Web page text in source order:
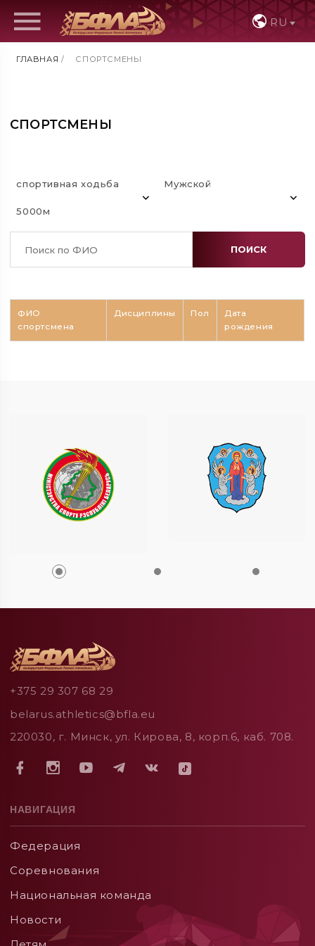
RU
ГЛАВНАЯ / СПОРТСМЕНЫ
СПОРТСМЕНЫ
спортивная ходьба
5000м
Мужской
ПОИСК
ФИО
спортсмена
Дисциплины Пол
Дата
рождения
+375 29 307 68 29
belarus.athletics@bfla.eu
220030, г. Минск, ул. Кирова, 8, корп.6, каб. 708.
НАВИГАЦИЯ
Федерация
Соревнования
Национальная команда
Новости